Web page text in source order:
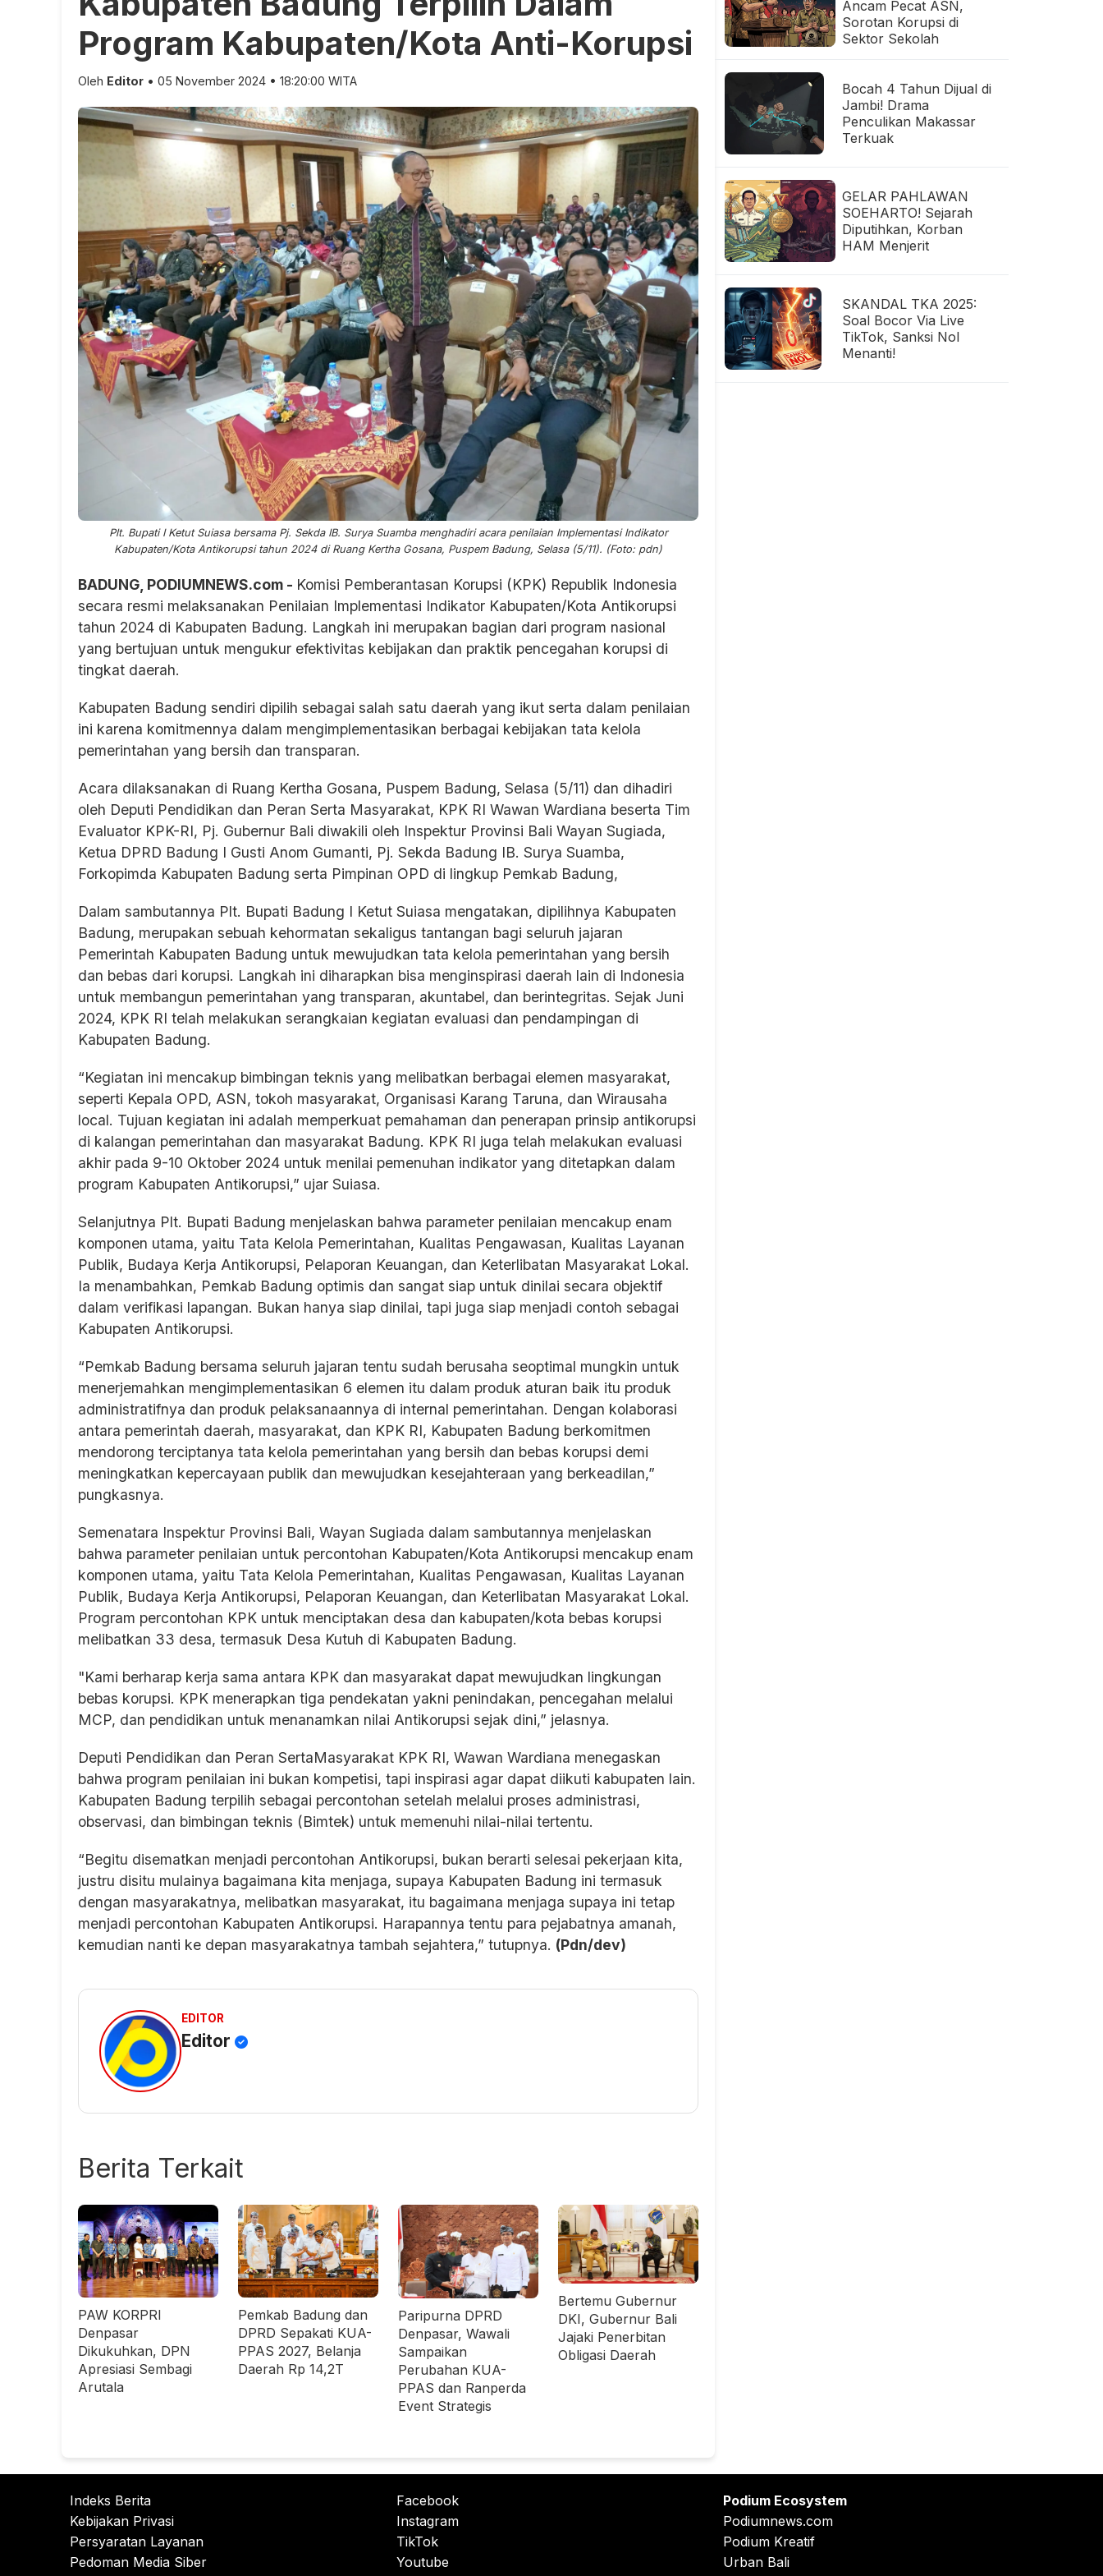
Program Kabupaten/Kota Anti-Korupsi
Oleh Editor • 05 November 2024 • 18:20:00 WITA
Plt. Bupati I Ketut Suiasa bersama Pj. Sekda IB. Surya Suamba menghadiri acara penilaian Implementasi Indikator
Kabupaten/Kota Antikorupsi tahun 2024 di Ruang Kertha Gosana, Puspem Badung, Selasa (5/11). (Foto: pdn)
BADUNG, PODIUMNEWS.com - Komisi Pemberantasan Korupsi (KPK) Republik Indonesia
secara resmi melaksanakan Penilaian Implementasi Indikator Kabupaten/Kota Antikorupsi
tahun 2024 di Kabupaten Badung. Langkah ini merupakan bagian dari program nasional
yang bertujuan untuk mengukur efektivitas kebijakan dan praktik pencegahan korupsi di
tingkat daerah.
Kabupaten Badung sendiri dipilih sebagai salah satu daerah yang ikut serta dalam penilaian
ini karena komitmennya dalam mengimplementasikan berbagai kebijakan tata kelola
pemerintahan yang bersih dan transparan.
Acara dilaksanakan di Ruang Kertha Gosana, Puspem Badung, Selasa (5/11) dan dihadiri
oleh Deputi Pendidikan dan Peran Serta Masyarakat, KPK RI Wawan Wardiana beserta Tim
Evaluator KPK-RI, Pj. Gubernur Bali diwakili oleh Inspektur Provinsi Bali Wayan Sugiada,
Ketua DPRD Badung I Gusti Anom Gumanti, Pj. Sekda Badung IB. Surya Suamba,
Forkopimda Kabupaten Badung serta Pimpinan OPD di lingkup Pemkab Badung,
Dalam sambutannya Plt. Bupati Badung I Ketut Suiasa mengatakan, dipilihnya Kabupaten
Badung, merupakan sebuah kehormatan sekaligus tantangan bagi seluruh jajaran
Pemerintah Kabupaten Badung untuk mewujudkan tata kelola pemerintahan yang bersih
dan bebas dari korupsi. Langkah ini diharapkan bisa menginspirasi daerah lain di Indonesia
untuk membangun pemerintahan yang transparan, akuntabel, dan berintegritas. Sejak Juni
2024, KPK RI telah melakukan serangkaian kegiatan evaluasi dan pendampingan di
Kabupaten Badung.
“Kegiatan ini mencakup bimbingan teknis yang melibatkan berbagai elemen masyarakat,
seperti Kepala OPD, ASN, tokoh masyarakat, Organisasi Karang Taruna, dan Wirausaha
local. Tujuan kegiatan ini adalah memperkuat pemahaman dan penerapan prinsip antikorupsi
di kalangan pemerintahan dan masyarakat Badung. KPK RI juga telah melakukan evaluasi
akhir pada 9-10 Oktober 2024 untuk menilai pemenuhan indikator yang ditetapkan dalam
program Kabupaten Antikorupsi,” ujar Suiasa.
Selanjutnya Plt. Bupati Badung menjelaskan bahwa parameter penilaian mencakup enam
komponen utama, yaitu Tata Kelola Pemerintahan, Kualitas Pengawasan, Kualitas Layanan
Publik, Budaya Kerja Antikorupsi, Pelaporan Keuangan, dan Keterlibatan Masyarakat Lokal.
Ia menambahkan, Pemkab Badung optimis dan sangat siap untuk dinilai secara objektif
dalam verifikasi lapangan. Bukan hanya siap dinilai, tapi juga siap menjadi contoh sebagai
Kabupaten Antikorupsi.
“Pemkab Badung bersama seluruh jajaran tentu sudah berusaha seoptimal mungkin untuk
menerjemahkan mengimplementasikan 6 elemen itu dalam produk aturan baik itu produk
administratifnya dan produk pelaksanaannya di internal pemerintahan. Dengan kolaborasi
antara pemerintah daerah, masyarakat, dan KPK RI, Kabupaten Badung berkomitmen
mendorong terciptanya tata kelola pemerintahan yang bersih dan bebas korupsi demi
meningkatkan kepercayaan publik dan mewujudkan kesejahteraan yang berkeadilan,”
pungkasnya.
Semenatara Inspektur Provinsi Bali, Wayan Sugiada dalam sambutannya menjelaskan
bahwa parameter penilaian untuk percontohan Kabupaten/Kota Antikorupsi mencakup enam
komponen utama, yaitu Tata Kelola Pemerintahan, Kualitas Pengawasan, Kualitas Layanan
Publik, Budaya Kerja Antikorupsi, Pelaporan Keuangan, dan Keterlibatan Masyarakat Lokal.
Program percontohan KPK untuk menciptakan desa dan kabupaten/kota bebas korupsi
melibatkan 33 desa, termasuk Desa Kutuh di Kabupaten Badung.
"Kami berharap kerja sama antara KPK dan masyarakat dapat mewujudkan lingkungan
bebas korupsi. KPK menerapkan tiga pendekatan yakni penindakan, pencegahan melalui
MCP, dan pendidikan untuk menanamkan nilai Antikorupsi sejak dini,” jelasnya.
Deputi Pendidikan dan Peran SertaMasyarakat KPK RI, Wawan Wardiana menegaskan
bahwa program penilaian ini bukan kompetisi, tapi inspirasi agar dapat diikuti kabupaten lain.
Kabupaten Badung terpilih sebagai percontohan setelah melalui proses administrasi,
observasi, dan bimbingan teknis (Bimtek) untuk memenuhi nilai-nilai tertentu.
“Begitu disematkan menjadi percontohan Antikorupsi, bukan berarti selesai pekerjaan kita,
justru disitu mulainya bagaimana kita menjaga, supaya Kabupaten Badung ini termasuk
dengan masyarakatnya, melibatkan masyarakat, itu bagaimana menjaga supaya ini tetap
menjadi percontohan Kabupaten Antikorupsi. Harapannya tentu para pejabatnya amanah,
kemudian nanti ke depan masyarakatnya tambah sejahtera,” tutupnya. (Pdn/dev)
EDITOR
Editor
Berita Terkait
PAW KORPRI
Denpasar
Dikukuhkan, DPN
Apresiasi Sembagi
Arutala
Pemkab Badung dan
DPRD Sepakati KUA-
PPAS 2027, Belanja
Daerah Rp 14,2T
Paripurna DPRD
Denpasar, Wawali
Sampaikan
Perubahan KUA-
PPAS dan Ranperda
Event Strategis
Bertemu Gubernur
DKI, Gubernur Bali
Jajaki Penerbitan
Obligasi Daerah
Ancam Pecat ASN,
Sorotan Korupsi di
Sektor Sekolah
Bocah 4 Tahun Dijual di
Jambi! Drama
Penculikan Makassar
Terkuak
GELAR PAHLAWAN
SOEHARTO! Sejarah
Diputihkan, Korban
HAM Menjerit
SKANDAL TKA 2025:
Soal Bocor Via Live
TikTok, Sanksi Nol
Menanti!
Indeks Berita
Kebijakan Privasi
Persyaratan Layanan
Pedoman Media Siber
Facebook
Instagram
TikTok
Youtube
Podium Ecosystem
Podiumnews.com
Podium Kreatif
Urban Bali